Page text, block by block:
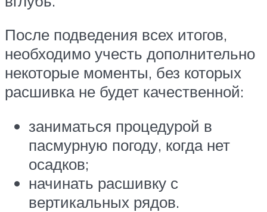
После подведения всех итогов,
необходимо учесть дополнительно
некоторые моменты, без которых
расшивка не будет качественной:
заниматься процедурой в
пасмурную погоду, когда нет
осадков;
начинать расшивку с
вертикальных рядов.